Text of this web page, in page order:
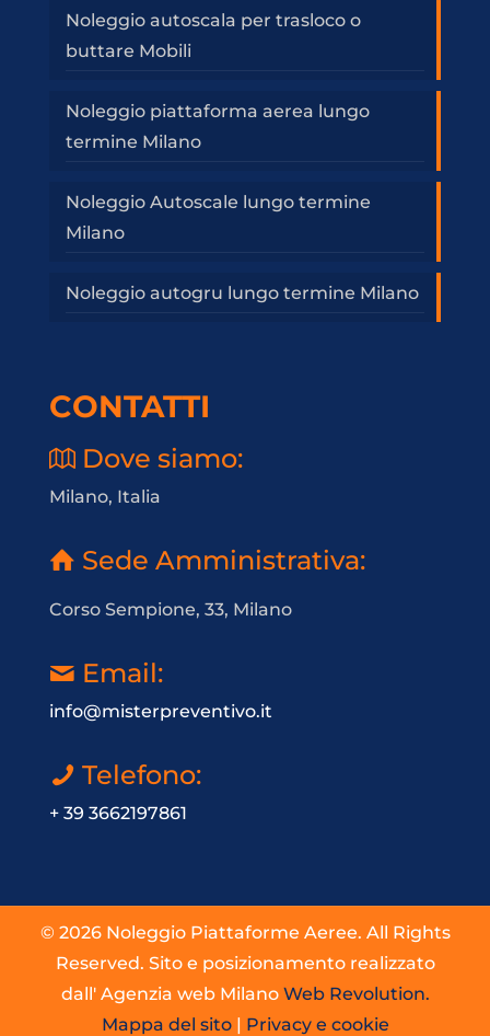
Noleggio autoscala per trasloco o
buttare Mobili
Noleggio piattaforma aerea lungo
termine Milano
Noleggio Autoscale lungo termine
Milano
Noleggio autogru lungo termine Milano
CONTATTI
Dove siamo:
Milano, Italia
Sede Amministrativa:
Corso Sempione, 33, Milano
Email:
info@misterpreventivo.it
Telefono:
+ 39 3662197861
© 2026 Noleggio Piattaforme Aeree. All Rights
Reserved. Sito e posizionamento realizzato
dall' Agenzia web Milano Web Revolution.
Mappa del sito| Privacy e cookie